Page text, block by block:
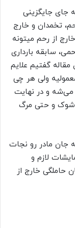
جای جایگزینی
تخمدان و خارج
از رحم میتونه
سابقه بارداری
گفتیم علایم
ولی هر چی
می‌شه و در نهایت
شوک و حتی مرگ
جان مادر رو نجات
لازم و
حاملگی خارج از